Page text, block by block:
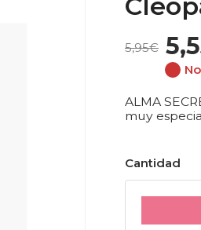
5,95€
ALMA
muy
Cantidad